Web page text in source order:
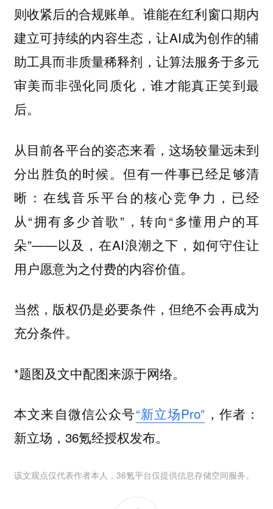
则收紧后的合规账单。谁能在红利窗口期内
建立可持续的内容生态，让AI成为创作的辅
助工具而非质量稀释剂，让算法服务于多元
审美而非强化同质化，谁才能真正笑到最
后。
从目前各平台的姿态来看，这场较量远未到
分出胜负的时候。但有一件事已经足够清
晰：在线音乐平台的核心竞争力，已经
从“拥有多少首歌”，转向“多懂用户的耳
朵”——以及，在AI浪潮之下，如何守住让
用户愿意为之付费的内容价值。
当然，版权仍是必要条件，但绝不会再成为
充分条件。
*题图及文中配图来源于网络。
本文来自微信公众号“新立场Pro” ，作者：
新立场，36氪经授权发布。
该文观点仅代表作者本人，36氪平台仅提供信息存储空间服务。